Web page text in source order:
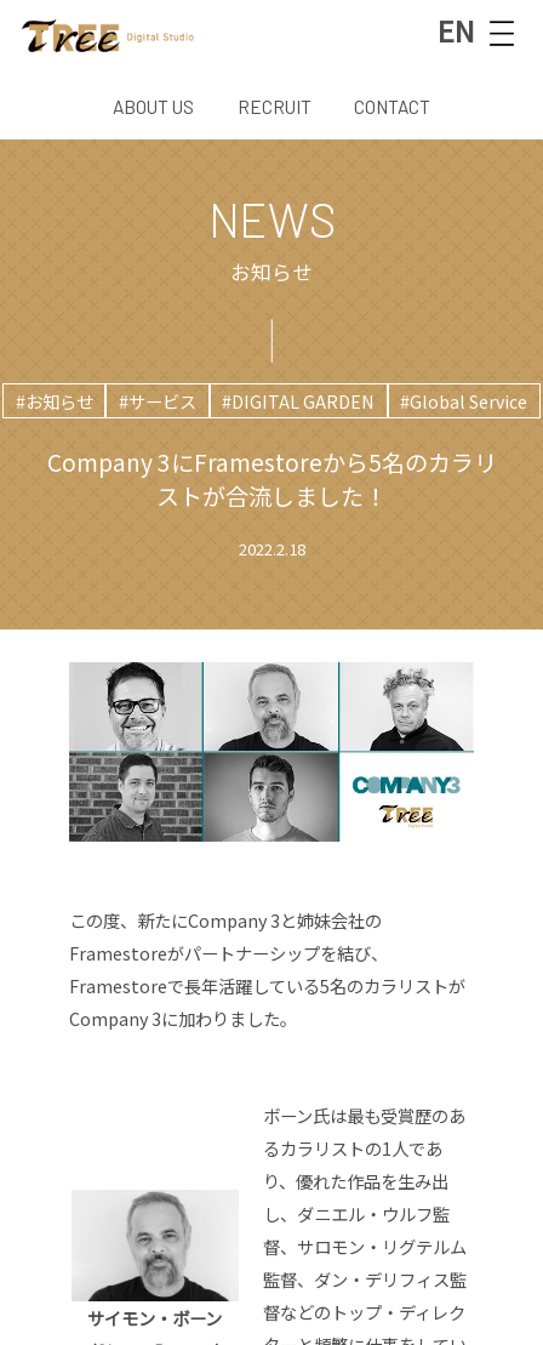
EN
ABOUT US RECRUIT CONTACT
NEWS
お知らせ
#お知らせ #サービス #DIGITAL GARDEN #Global Service
Company 3にFramestoreから5名のカラリ
ストが合流しました！
2022.2.18
この度、新たにCompany 3と姉妹会社の
Framestoreがパートナーシップを結び、
Framestoreで長年活躍している5名のカラリストが
Company 3に加わりました。
サイモン・ボーン
ボーン氏は最も受賞歴のあ
るカラリストの1人であ
り、優れた作品を生み出
し、ダニエル・ウルフ監
督、サロモン・リグテルム
監督、ダン・デリフィス監
督などのトップ・ディレク